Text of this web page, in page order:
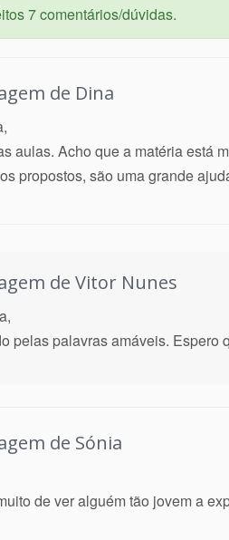
7 comentários/dúvidas.
de Dina
aulas. Acho que a matéria está
propostos, são uma grande
de Vitor Nunes
pelas palavras amáveis. Espero
de Sónia
de ver alguém tão jovem a